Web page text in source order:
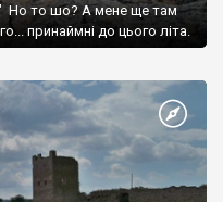
Но то шо? А мене ще там
принаймні до цього літа.